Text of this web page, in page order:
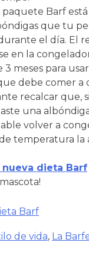
Barf está
que tu
el día. El
en la
3 meses para
debe comer a
recalcar que,
una
volver a
temperatura la
dieta Barf
Barf
de vida, La